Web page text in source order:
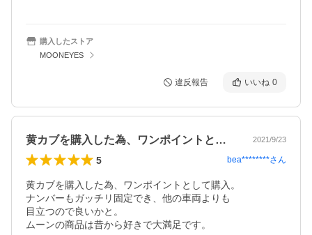
購入したストア
MOONEYES
違反報告 いいね 0
黄カブを購入した為、ワンポイントとして… 2021/9/23
5 bea********さん
黄カブを購入した為、ワンポイントとして購入。
ナンバーもガッチリ固定でき、他の車両よりも
目立つので良いかと。
ムーンの商品は昔から好きで大満足です。